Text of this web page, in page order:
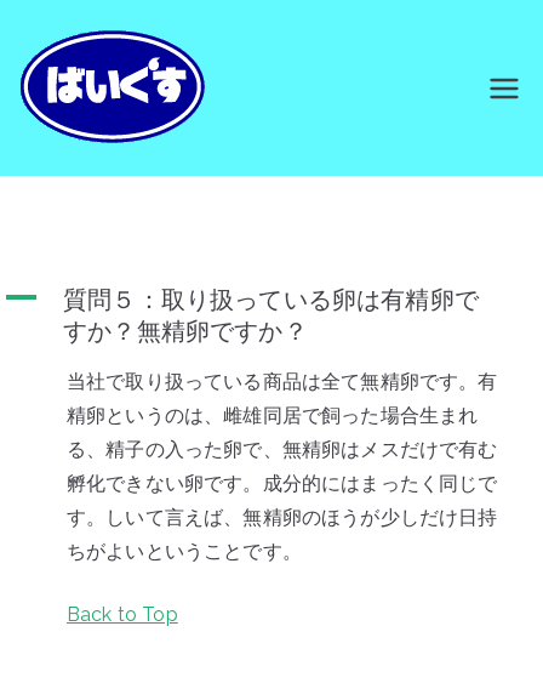
販売 自転車修
区・八尾のば
いくす
原付/バイク販売 自転車修理 大阪
A
質問５：取り扱っている卵は有精卵で
すか？無精卵ですか？
当社で取り扱っている商品は全て無精卵です。有
精卵というのは、雌雄同居で飼った場合生まれ
る、精子の入った卵で、無精卵はメスだけで有む
孵化できない卵です。成分的にはまったく同じで
す。しいて言えば、無精卵のほうが少しだけ日持
ちがよいということです。
Back to Top